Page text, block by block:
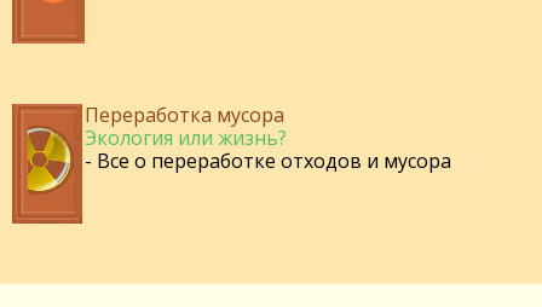
Переработка мусора
Экология или жизнь?
- Все о переработке отходов и мусора